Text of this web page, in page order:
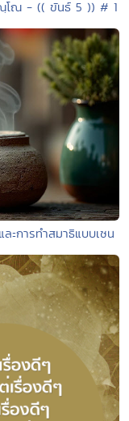
โณ - (( ขันธ์ 5 )) # 1
ะการทำสมาธิแบบเซน